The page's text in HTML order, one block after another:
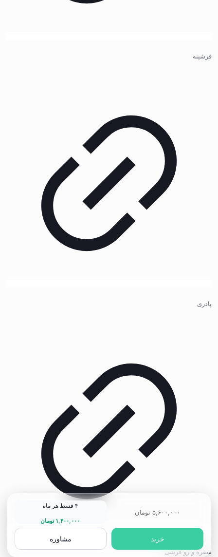
۵,۶۰۰,۰۰۰ تومان
۴ قسط هر ماه
۱,۴۰۰,۰۰۰ تومان
خرید مشاوره
فرشینه
پادری
سفره و رو فرشی